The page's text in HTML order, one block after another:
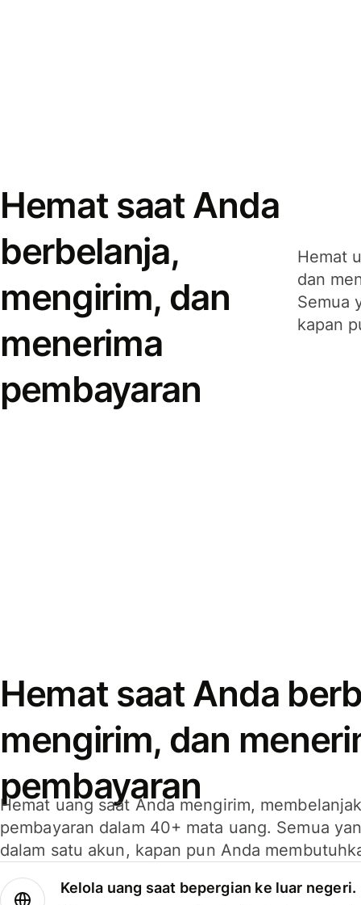
Hemat saat Anda
berbelanja,
mengirim, dan
menerima
pembayaran
Hemat
dan
Semua
kapan
Hemat saat Anda
mengirim, dan
pembayaran
Hemat uang saat Anda mengirim,
pembayaran dalam 40+ mata uang. Semua
dalam satu akun, kapan pun Anda
Kelola uang saat bepergian ke luar negeri.